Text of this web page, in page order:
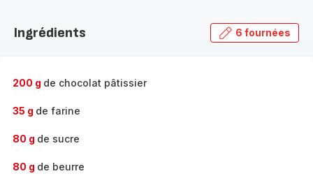
gamme
Ingrédients 6 fournées
200 g de chocolat pâtissier
35 g de farine
80 g de sucre
80 g de beurre